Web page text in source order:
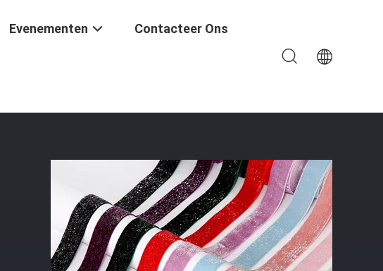
Evenementen Contacteer Ons